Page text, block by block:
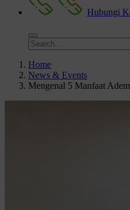
Hubungi
Home
News & Events
Mengenal 5 Manfaat